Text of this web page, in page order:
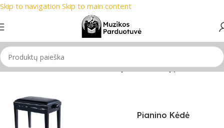
Skip to navigation Skip to main content
prekių ženklai 📞 Konsultacija telefonu 📦
/Klavišiniai instrumentai/Klavišinių instrumentų priedai, kėdės
Pianino Kėdė